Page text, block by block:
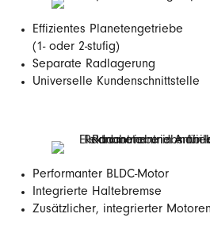
Effizientes Planetengetriebe
(1- oder 2-stufig)
Separate Radlagerung
Universelle Kundenschnittstelle
Performanter BLDC-Motor
Integrierte Haltebremse
Zusätzlicher, integrierter